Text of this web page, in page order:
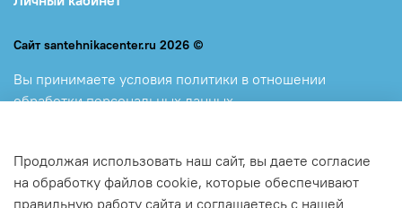
Сайт santehnikacenter.ru 2026 ©
Вы принимаете условия политики в отношении
обработки персональных данных
оставляете свои данные в любой форме обратной связи
на сайте santehnikacenter.ru
Продолжая использовать наш сайт, вы даете согласие
на обработку файлов cookie, которые обеспечивают
правильную работу сайта и соглашаетесь с нашей